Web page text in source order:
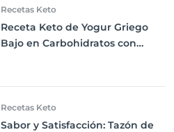
Recetas Keto
Receta Keto de Yogur Griego
Bajo en Carbohidratos con
Recetas Keto
Sabor y Satisfacción: Tazón de